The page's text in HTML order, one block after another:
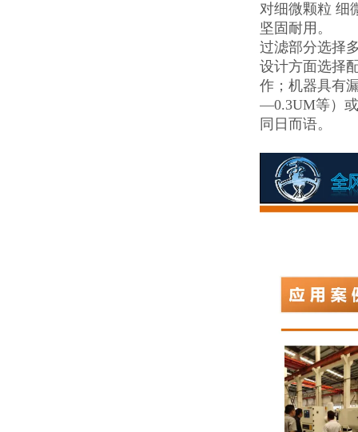
对细微颗粒 细
坚固耐用。
过滤部分选择
设计方面选择
作；机器具有
—0.3UM等）
同日而语。